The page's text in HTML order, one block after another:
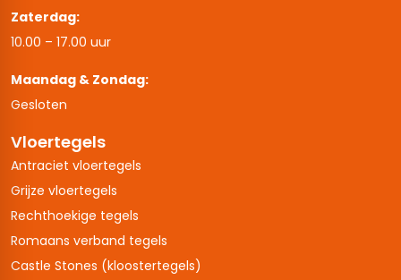
Zaterdag:
10.00 – 17.00 uur
Maandag & Zondag:
Gesloten
Vloertegels
Antraciet vloertegels
Grijze vloertegels
Rechthoekige tegels
Romaans verband tegels
Castle Stones (kloostertegels)